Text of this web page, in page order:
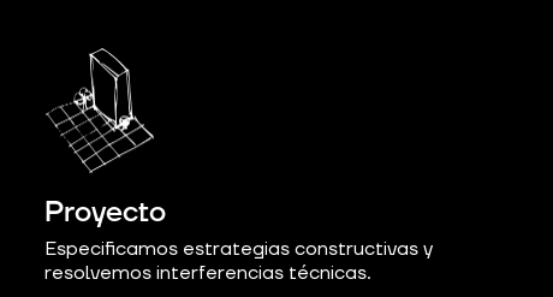
Proyecto
Especificamos estrategias constructivas y
resolvemos interferencias técnicas.